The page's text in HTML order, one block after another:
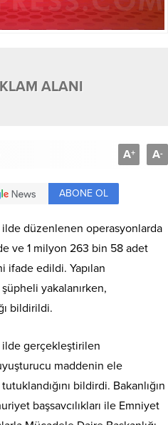
ALANI
A+ A-
ABONE OL
ilde düzenlenen operasyonlarda
ve 1 milyon 263 bin 58 adet
ifade edildi. Yapılan
yakalanırken,
bildirildi.
ilde gerçekleştirilen
maddenin ele
bildirdi. Bakanlığın
başsavcılıkları ile Emniyet